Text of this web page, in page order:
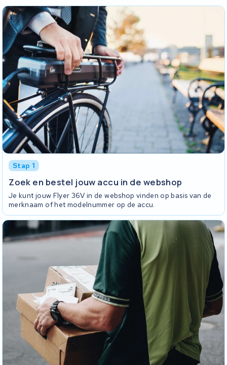
Stap 1
Zoek en bestel jouw accu in de webshop
Je kunt jouw Flyer 36V in de webshop vinden op basis van de
merknaam of het modelnummer op de accu.